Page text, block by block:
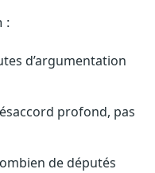
:
d’argumentation
profond, pas
de députés